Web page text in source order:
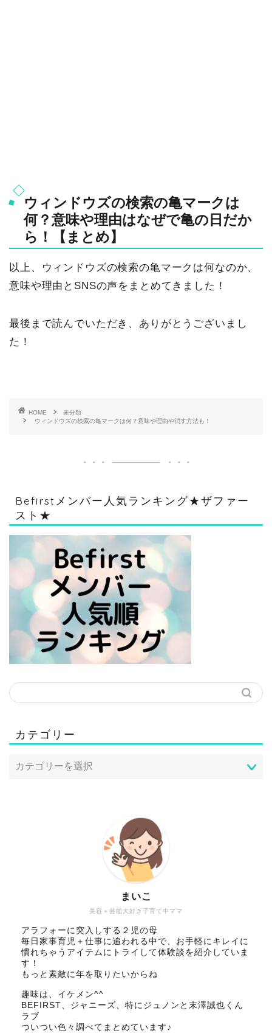
ウィンドウズの検索の亀マークは
何？意味や理由はなぜで亀の日だか
ら！【まとめ】
以上、ウィンドウズの検索の亀マークは何なのか、
意味や理由とSNSの声をまとめてきました！
最後まで読んでいただき、ありがとうございまし
た！
HOME
未分類
ウィンドウズの検索の亀マークは何？意味や理由や消す方法も！
Befirstメンバー人気ランキング★ザファー
スト★
カテゴリー
美容＋芸能大好き子育て中ママ
まいこ
アラフォーに突入しする２児の母
毎日家事育児＋仕事に追われる中で、お手軽にキレイに
慣れちゃうアイテムにトライして体験談を紹介していま
す！
もっと素敵に年を取りたいからね
趣味は、イケメン^^
BEFIRST、ジャニーズ、特にジュノンと末澤誠也くん
ラブ
ついつい色々調べてまとめています♪